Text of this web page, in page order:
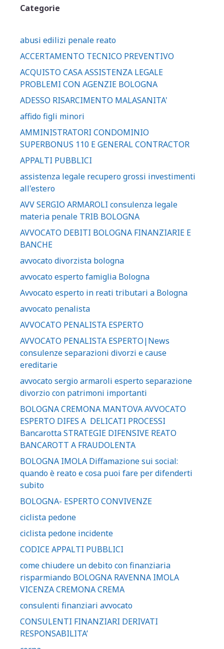
Categorie
abusi edilizi penale reato
ACCERTAMENTO TECNICO PREVENTIVO
ACQUISTO CASA ASSISTENZA LEGALE
PROBLEMI CON AGENZIE BOLOGNA
ADESSO RISARCIMENTO MALASANITA'
affido figli minori
AMMINISTRATORI CONDOMINIO
SUPERBONUS 110 E GENERAL CONTRACTOR
APPALTI PUBBLICI
assistenza legale recupero grossi investimenti
all'estero
AVV SERGIO ARMAROLI consulenza legale
materia penale TRIB BOLOGNA
AVVOCATO DEBITI BOLOGNA FINANZIARIE E
BANCHE
avvocato divorzista bologna
avvocato esperto famiglia Bologna
Avvocato esperto in reati tributari a Bologna
avvocato penalista
AVVOCATO PENALISTA ESPERTO
AVVOCATO PENALISTA ESPERTO|News
consulenze separazioni divorzi e cause
ereditarie
avvocato sergio armaroli esperto separazione
divorzio con patrimoni importanti
BOLOGNA CREMONA MANTOVA AVVOCATO
ESPERTO DIFES A DELICATI PROCESSI
Bancarotta STRATEGIE DIFENSIVE REATO
BANCAROTT A FRAUDOLENTA
BOLOGNA IMOLA Diffamazione sui social:
quando è reato e cosa puoi fare per difenderti
subito
BOLOGNA- ESPERTO CONVIVENZE
ciclista pedone
ciclista pedone incidente
CODICE APPALTI PUBBLICI
come chiudere un debito con finanziaria
risparmiando BOLOGNA RAVENNA IMOLA
VICENZA CREMONA CREMA
consulenti finanziari avvocato
CONSULENTI FINANZIARI DERIVATI
RESPONSABILITA’